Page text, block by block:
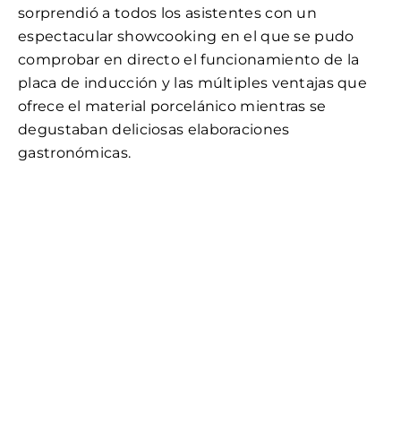
sorprendió a todos los asistentes con un
espectacular showcooking en el que se pudo
comprobar en directo el funcionamiento de la
placa de inducción y las múltiples ventajas que
ofrece el material porcelánico mientras se
degustaban deliciosas elaboraciones
gastronómicas.